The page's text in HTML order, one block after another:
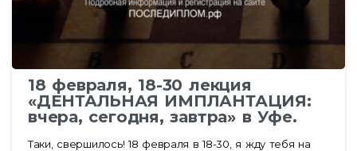
18 февраля, 18-30 лекция
«ДЕНТАЛЬНАЯ ИМПЛАНТАЦИЯ:
вчера, сегодня, завтра» в Уфе.
Таки, свершилось! 18 февраля в 18-30, я жду тебя на